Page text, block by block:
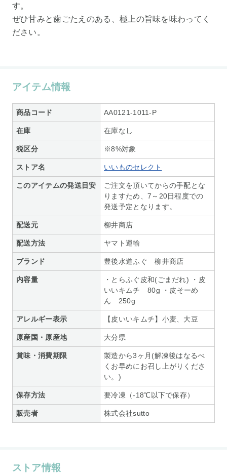
す。
ぜひ甘みと歯ごたえのある、極上の旨味を味わってく
ださい。
アイテム情報
商品コード AA0121-1011-P
在庫 在庫なし
税区分 ※8%対象
ストア名 いいものセレクト
このアイテムの発送目安
ご注文を頂いてからの手配とな
りますため、7～20日程度での
発送予定となります。
配送元 柳井商店
配送方法 ヤマト運輸
ブランド 豊後水道ふぐ 柳井商店
内容量
・とらふぐ皮和(ごまだれ) ・皮
いいキムチ 80g ・皮そーめ
ん 250g
アレルギー表示 【皮いいキムチ】小麦、大豆
原産国・原産地 大分県
賞味・消費期限
製造から3ヶ月(解凍後はなるべ
くお早めにお召し上がりくださ
い。)
保存方法 要冷凍（-18℃以下で保存）
販売者 株式会社sutto
ストア情報